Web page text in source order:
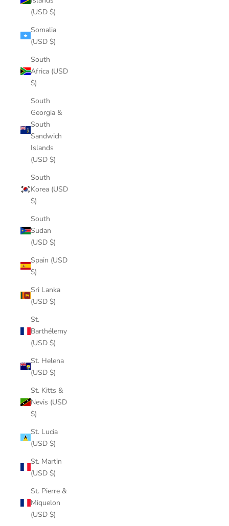
(USD $)
Somalia
(USD $)
South
Africa (USD
$)
South
Georgia &
South
Sandwich
Islands
(USD $)
South
Korea (USD
$)
South
Sudan
(USD $)
Spain (USD
$)
Sri Lanka
(USD $)
St.
Barthélemy
(USD $)
St. Helena
(USD $)
St. Kitts &
Nevis (USD
$)
St. Lucia
(USD $)
St. Martin
(USD $)
St. Pierre &
Miquelon
(USD $)